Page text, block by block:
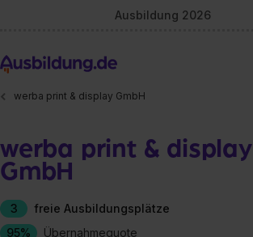
Ausbildung 2026
werba print & display GmbH
werba print & display
GmbH
3
freie Ausbildungsplätze
95%
Übernahmequote